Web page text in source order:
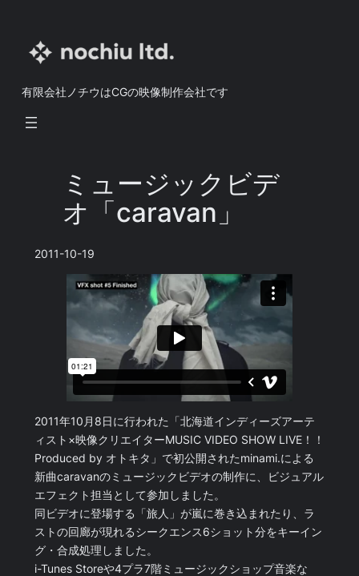
有限会社ノチウはCGの映像制作会社です
ミュージックビデ
オ「caravan」
2011-10-19
2011年10月8日に行われた「北海道インディーズアーテ
ィスト×映像クリエイターMUSIC VIDEO SHOW LIVE！！
Produced by オトキタ」で初公開されたminami.による
新曲caravanのミュージックビデオの制作に、ビジュアル
エフェクト担当として参加しました。
同ビデオに登場する「旅人」が嵐に巻き込まれたり、ラ
ストの回廊が現れるシークエンス6ショット分をキーイン
グ・合成処理しました。
i-Tunes Storeや4プラ7階ミュージックショップ音楽な